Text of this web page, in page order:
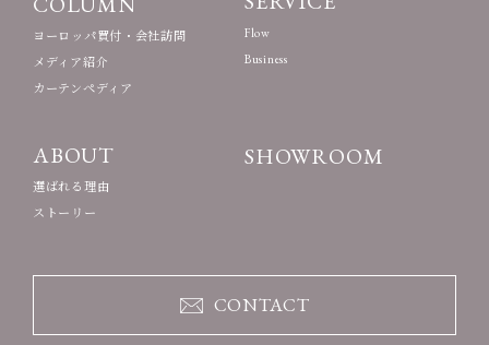
ヨーロッパ買付・会社訪問
メディア紹介
カーテンペディア
ABOUT
選ばれる理由
ストーリー
Flow
Business
SHOWROOM
CONTACT